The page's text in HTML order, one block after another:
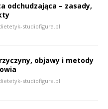
odchudzająca – zasady,
studiofigura.pl
objawy i metody
studiofigura.pl